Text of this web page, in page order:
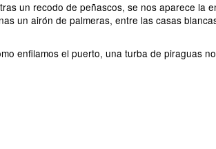
un recodo de peñascos, se nos aparece la
un airón de palmeras, entre las casas
enfilamos el puerto, una turba de piraguas